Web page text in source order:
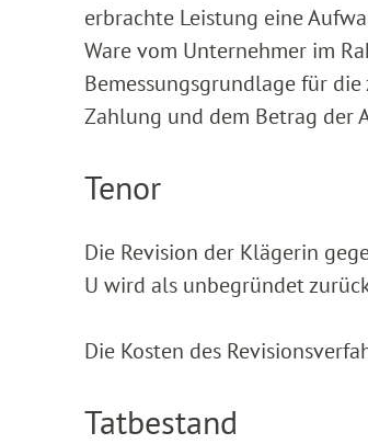
erbrachte Leistung eine
Ware vom Unternehmer im
Bemessungsgrundlage für
Zahlung und dem Betrag der
Tenor
Die Revision der Klägerin
U wird als unbegründet
Die Kosten des
Tatbestand